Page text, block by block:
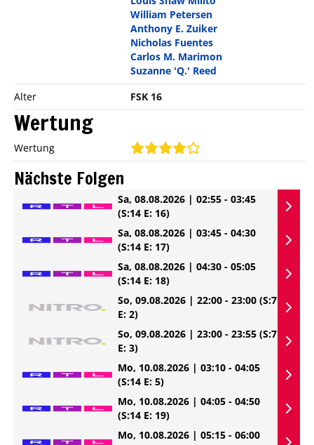
William Petersen
Anthony E. Zuiker
Nicholas Fuentes
Carlos M. Marimon
Suzanne 'Q.' Reed
Alter
FSK 16
Wertung
Wertung
Nächste Folgen
Sa, 08.08.2026 | 02:55 - 03:45
(S:14 E: 16)
Sa, 08.08.2026 | 03:45 - 04:30
(S:14 E: 17)
Sa, 08.08.2026 | 04:30 - 05:05
(S:14 E: 18)
So, 09.08.2026 | 22:00 - 23:00 (S:7
E: 2)
So, 09.08.2026 | 23:00 - 23:55 (S:7
E: 3)
Mo, 10.08.2026 | 03:10 - 04:05
(S:14 E: 5)
Mo, 10.08.2026 | 04:05 - 04:50
(S:14 E: 19)
Mo, 10.08.2026 | 05:15 - 06:00